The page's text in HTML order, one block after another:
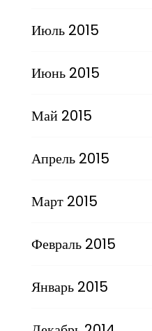
Июль 2015
Июнь 2015
Май 2015
Апрель 2015
Март 2015
Февраль 2015
Январь 2015